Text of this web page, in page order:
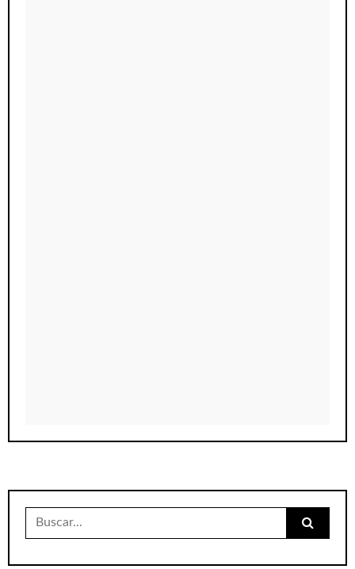
Buscar: